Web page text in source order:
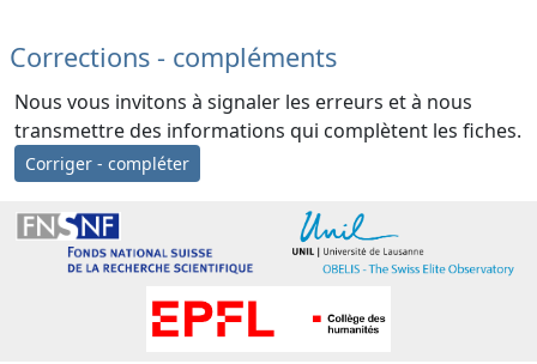
Corrections - compléments
Nous vous invitons à signaler les erreurs et à nous
transmettre des informations qui complètent les fiches.
Corriger - compléter